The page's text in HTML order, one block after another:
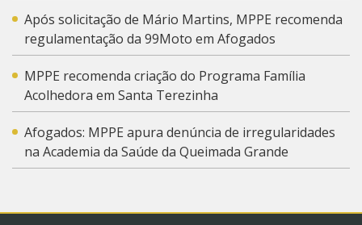
Após solicitação de Mário Martins, MPPE recomenda
regulamentação da 99Moto em Afogados
MPPE recomenda criação do Programa Família
Acolhedora em Santa Terezinha
Afogados: MPPE apura denúncia de irregularidades
na Academia da Saúde da Queimada Grande